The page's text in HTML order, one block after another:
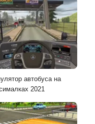
автобуса на
2021